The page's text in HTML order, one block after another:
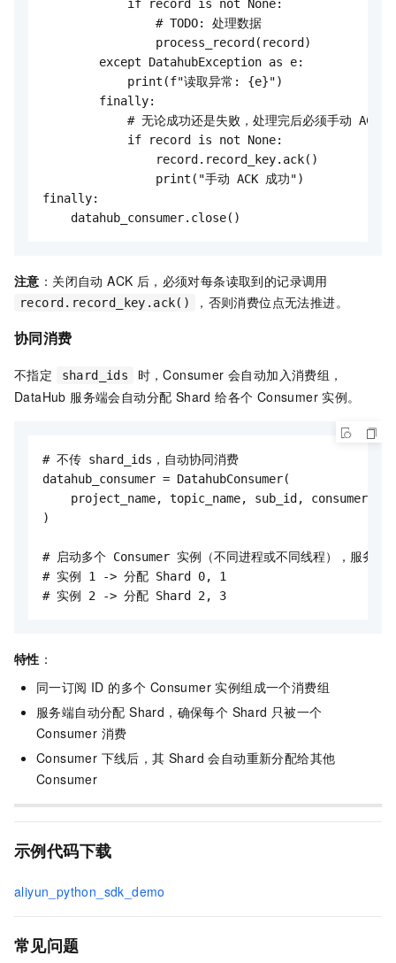
            if record is not None:
                # TODO: 处理数据
                process_record(record)
        except DatahubException as e:
            print(f"读取异常: {e}")
        finally:
            # 无论成功还是失败，处理完后必须手动 ACK
            if record is not None:
                record.record_key.ack()
                print("手动 ACK 成功")
finally:
    datahub_consumer.close()
注意 ：关闭自动 ACK 后，必须对每条读取到的记录调用
record.record_key.ack() ，否则消费位点无法推进。
协同消费
不指定 shard_ids
时，Consumer 会自动加入消费组，
DataHub 服务端会自动分配 Shard 给各个 Consumer 实例。
# 不传 shard_ids，自动协同消费
datahub_consumer = DatahubConsumer(
project_name, topic_name, sub_id,
)
# 启动多个 Consumer 实例（不同进程或不同线程），服务端
# 实例 1 -> 分配 Shard 0, 1
# 实例 2 -> 分配 Shard 2, 3
特性 ：
同一订阅 ID 的多个 Consumer 实例组成一个消费组
服务端自动分配 Shard，确保每个 Shard 只被一个
Consumer 消费
Consumer 下线后，其 Shard 会自动重新分配给其他
Consumer
示例代码下载
aliyun_python_sdk_demo
常见问题